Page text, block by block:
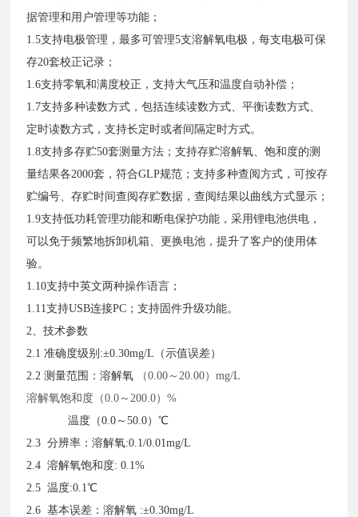
据管理和用户管理等功能；
1.5支持电极管理，最多可管理5支溶解氧电极，每支电极可保
存20套校正记录；
1.6支持零氧和满度校正，支持大气压和温度自动补偿；
1.7支持多种读数方式，包括连续读数方式、平衡读数方式、
定时读数方式，支持长定时或者间隔定时方式。
1.8支持多存贮50套测量方法；支持存贮溶解氧、饱和度的测
量结果各2000套，符合GLP规范；支持多种查阅方式，可按存
贮编号、存贮时间查阅存贮数据，查阅结果以曲线方式显示；
1.9支持低功耗管理功能和断电保护功能，采用锂电池供电，
可以免于频繁地拆卸机箱、更换电池，提升了客户的使用体
验。
1.10支持中英文两种操作语言；
1.11支持USB连接PC；支持固件升级功能。
2、技术参数
2.1 准确度级别:±0.30mg/L（示值误差）
2.2 测量范围：溶解氧
（0.00～20.00）mg/L
溶解氧饱和度（0.0～200.0）%
温度（0.0～50.0）℃
2.3 分辨率：溶解氧:0.1/0.01mg/L
2.4 溶解氧饱和度: 0.1%
2.5 温度:0.1℃
2.6 基本误差：溶解氧 :±0.30mg/L